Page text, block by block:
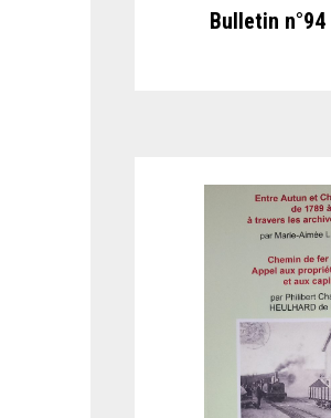
Bulletin n°94